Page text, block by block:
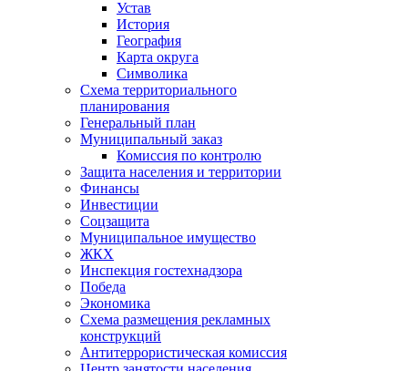
Устав
История
География
Карта округа
Символика
Схема территориального
планирования
Генеральный план
Муниципальный заказ
Комиссия по контролю
Защита населения и территории
Финансы
Инвестиции
Соцзащита
Муниципальное имущество
ЖКХ
Инспекция гостехнадзора
Победа
Экономика
Схема размещения рекламных
конструкций
Антитеррористическая комиссия